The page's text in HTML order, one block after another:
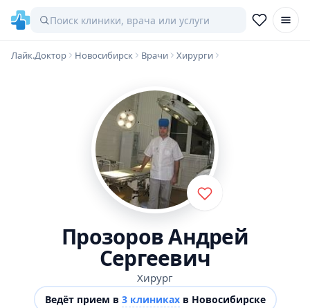
Лайк.Доктор Новосибирск Врачи Хирурги
Прозоров Андрей
Сергеевич
Хирург
Ведёт прием в 3 клиникахв Новосибирске